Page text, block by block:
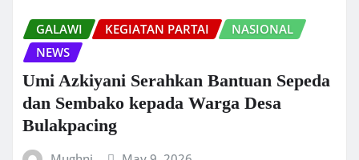
GALAWI KEGIATAN PARTAI
NASIONAL
NEWS
Umi Azkiyani Serahkan Bantuan Sepeda
dan Sembako kepada Warga Desa
Bulakpacing